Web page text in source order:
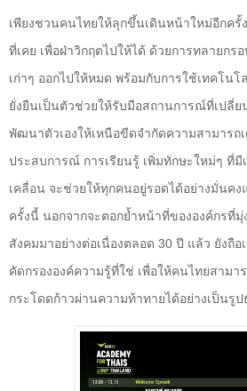
เพียงชวนคนไทยให้ลุกขึ้นเดินหน้าใหม่อีกครั้
ที่เคย เพื่อฝ่าวิกฤตไปให้ได้ ด้วยการทลายกร
เก่าๆ ออกไปให้หมด พร้อมกับการใช้เทคโน
ยั่งยืนเป็นตัวช่วยให้รับมือสถานการณ์ที่เปลี่ย
พัฒนาตัวเองให้เหนือขีดจำกัดความสามารถ
ประสบการณ์ การเรียนรู้ เพิ่มทักษะใหม่ๆ ที่มี
เคลื่อน จะช่วยให้ทุกคนอยู่รอดได้อย่างมั่นค
ครั้งนี้ นอกจากจะตอกย้ำหน้าที่ขององค์กรที่
สังคมมาอย่างต่อเนื่องตลอด 30 ปี แล้ว ยังถื
คัดกรององค์ความรู้ที่ใช่ เพื่อให้คนไทยสามา
กระโดดก้าวผ่านความท้าทายได้อย่างเป็นรูป